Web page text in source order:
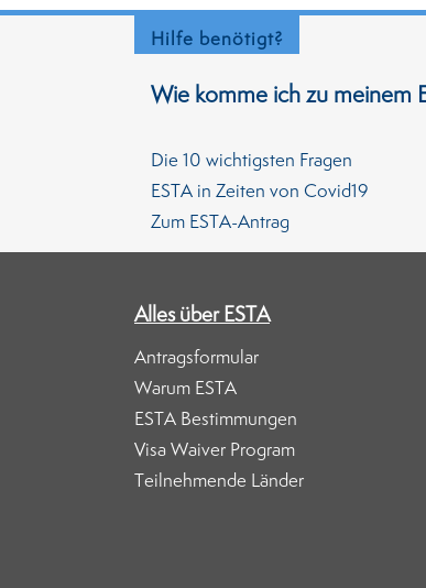
Hilfe benötigt?
Wie komme ich zu meinem
Die 10 wichtigsten Fragen
ESTA in Zeiten von Covid19
Zum ESTA-Antrag
Alles über ESTA
Antragsformular
Warum ESTA
ESTA Bestimmungen
Visa Waiver Program
Teilnehmende Länder